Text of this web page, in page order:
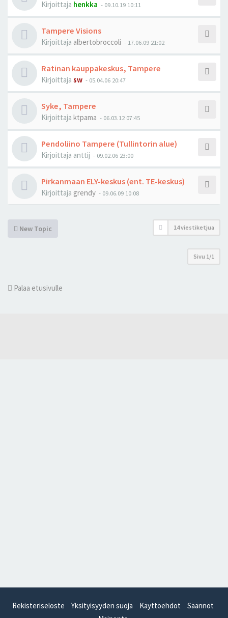
Kirjoittaja henkka - 09.10.19 10:11
Tampere Visions
Kirjoittaja albertobroccoli - 17.06.09 21:02
Ratinan kauppakeskus, Tampere
Kirjoittaja sw - 05.04.06 20:47
Syke, Tampere
Kirjoittaja ktpama - 06.03.12 07:45
Pendoliino Tampere (Tullintorin alue)
Kirjoittaja anttij - 09.02.06 23:00
Pirkanmaan ELY-keskus (ent. TE-keskus)
Kirjoittaja grendy - 09.06.09 10:08
New Topic 14 viestiketjua
Sivu 1/1
Palaa etusivulle
Rekisteriseloste Yksityisyyden suoja Käyttöehdot
Säännöt